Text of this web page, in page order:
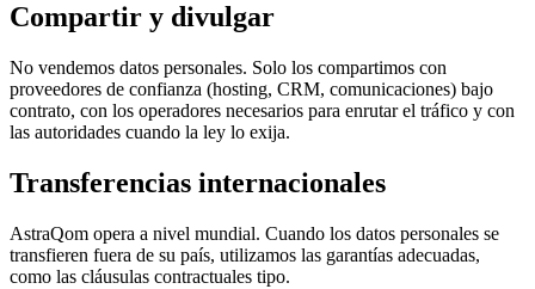
Compartir y divulgar
No vendemos datos personales. Solo los compartimos con
proveedores de confianza (hosting, CRM, comunicaciones) bajo
contrato, con los operadores necesarios para enrutar el tráfico y con
las autoridades cuando la ley lo exija.
Transferencias internacionales
AstraQom opera a nivel mundial. Cuando los datos personales se
transfieren fuera de su país, utilizamos las garantías adecuadas,
como las cláusulas contractuales tipo.